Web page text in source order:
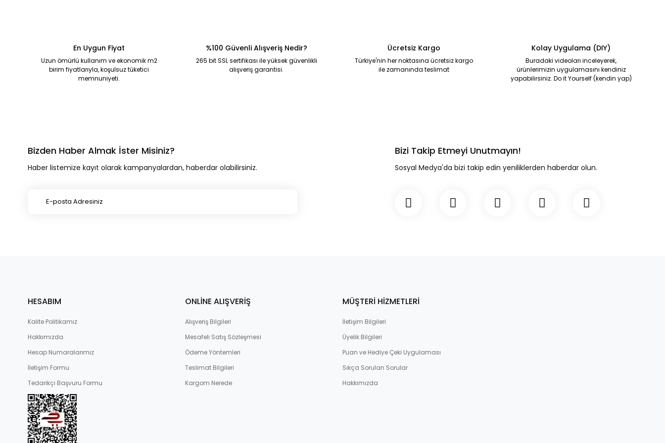
En Uygun Fiyat
Uzun ömürlü kullanım ve ekonomik m2
birim fiyatlarıyla, koşulsuz tüketici
memnuniyeti.
%100 Güvenli Alışveriş Nedir?
265 bit SSL sertifikası ile yüksek güvenlikli
alışveriş garantisi.
Ücretsiz Kargo
Türkiye'nin her noktasına ücretsiz kargo
ile zamanında teslimat
Kolay Uygulama (DIY)
Buradaki videoları inceleyerek,
ürünlerimizin uygulamasını kendiniz
yapabilirsiniz. Do it Yourself (kendin yap)
Bizden Haber Almak İster Misiniz?
Haber listemize kayıt olarak kampanyalardan, haberdar olabilirsiniz.
Bizi Takip Etmeyi Unutmayın!
Sosyal Medya'da bizi takip edin yeniliklerden haberdar olun.
HESABIM
Kalite Politikamız
Hakkımızda
Hesap Numaralarımız
İletişim Formu
Tedarikçi Başvuru Formu
ONLİNE ALIŞVERİŞ
Alışveriş Bilgileri
Mesafeli Satış Sözleşmesi
Ödeme Yöntemleri
Teslimat Bilgileri
Kargom Nerede
MÜŞTERİ HİZMETLERİ
İletişim Bilgileri
Üyelik Bilgileri
Puan ve Hediye Çeki Uygulaması
Sıkça Sorulan Sorular
Hakkımızda